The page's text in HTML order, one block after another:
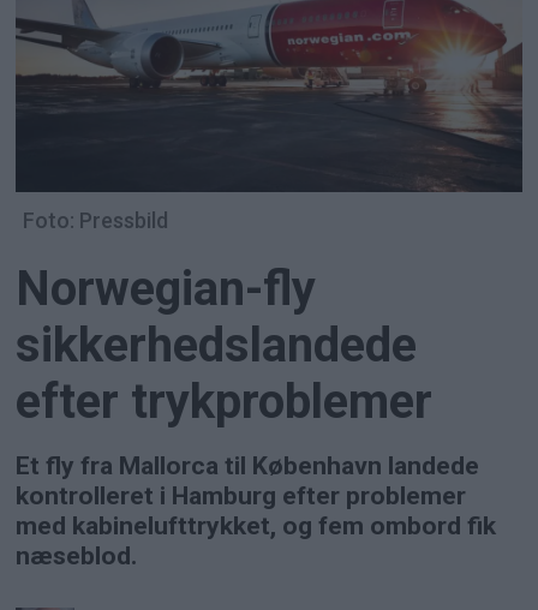
Foto: Pressbild
Norwegian-fly
sikkerhedslandede
efter trykproblemer
Et fly fra Mallorca til København landede
kontrolleret i Hamburg efter problemer
med kabinelufttrykket, og fem ombord fik
næseblod.